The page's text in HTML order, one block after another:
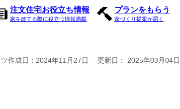
注文住宅お役立ち情報
家を建てる際に役立つ情報満載
プランをもらう
家づくり提案が届く
作成日： 2024年11月27日 更新日： 2025年03月04日